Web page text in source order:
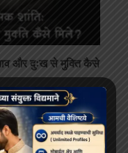
और दुःख से मुक्ति कैसे